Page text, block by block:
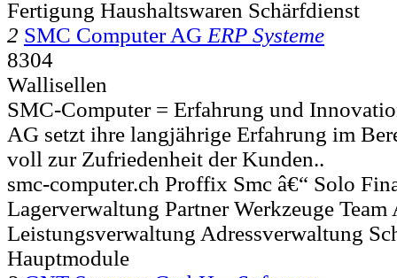
Fertigung Haushaltswaren Schärfdienst
2 SMC Computer AG ERP Systeme
8304
Wallisellen
SMC-Computer = Erfahrung und
AG setzt ihre langjährige Erfahrung im
voll zur Zufriedenheit der Kunden..
smc-computer.ch Proffix Smc â€“ Solo
Lagerverwaltung Partner Werkzeuge
Leistungsverwaltung Adressverwaltung
Hauptmodule